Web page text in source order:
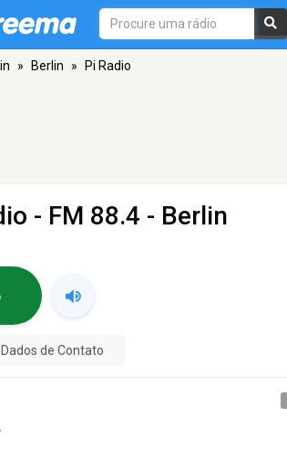
» Berlin » Pi Radio
- FM 88.4 - Berlin
Dados de Contato